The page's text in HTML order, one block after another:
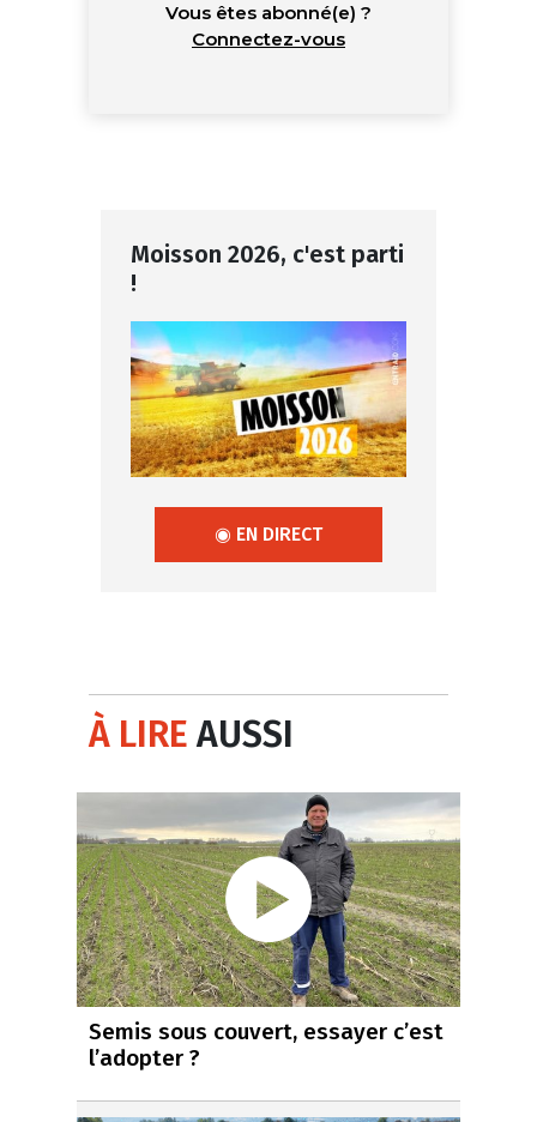
Vous êtes abonné(e) ?
Connectez-vous
Moisson 2026, c'est parti
!
◉ EN DIRECT
À LIREAUSSI
Semis sous couvert, essayer c’est
l’adopter ?